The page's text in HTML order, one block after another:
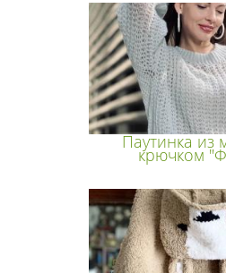
Паутинка из
крючком